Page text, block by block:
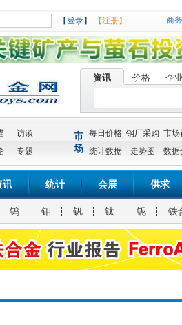
【登录】 【注册】 商
资讯 价格 企
访谈
专题
市
场
每日价格 钢厂采购 市场
统计数据
走势图 数据
讯 统计 会展 供求
钨 钼 钒 钛 铌 铁